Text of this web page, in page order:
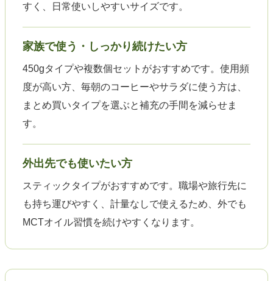
すく、日常使いしやすいサイズです。
家族で使う・しっかり続けたい方
450gタイプや複数個セットがおすすめです。使用頻
度が高い方、毎朝のコーヒーやサラダに使う方は、
まとめ買いタイプを選ぶと補充の手間を減らせま
す。
外出先でも使いたい方
スティックタイプがおすすめです。職場や旅行先に
も持ち運びやすく、計量なしで使えるため、外でも
MCTオイル習慣を続けやすくなります。